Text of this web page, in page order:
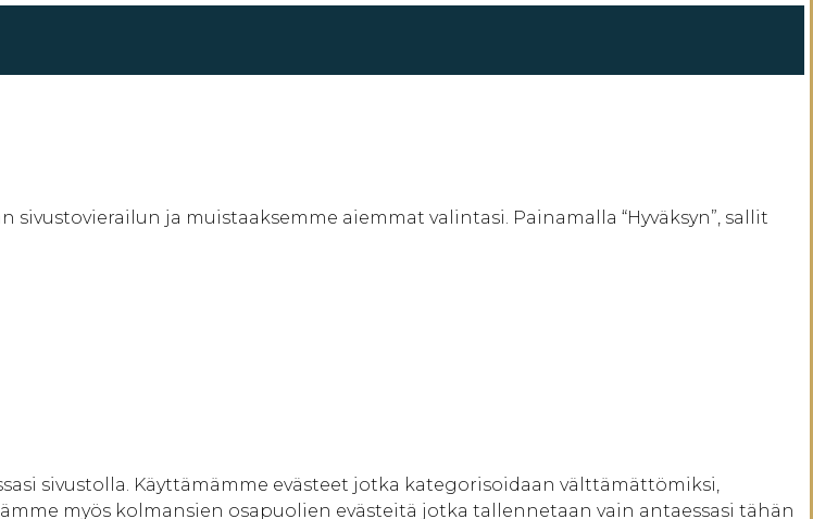
ja muistaaksemme aiemmat valintasi. Painamalla “Hyväksyn”, sallit
sivustolla. Käyttämämme evästeet jotka kategorisoidaan välttämättömiksi,
myös kolmansien osapuolien evästeitä jotka tallennetaan vain antaessasi tähän